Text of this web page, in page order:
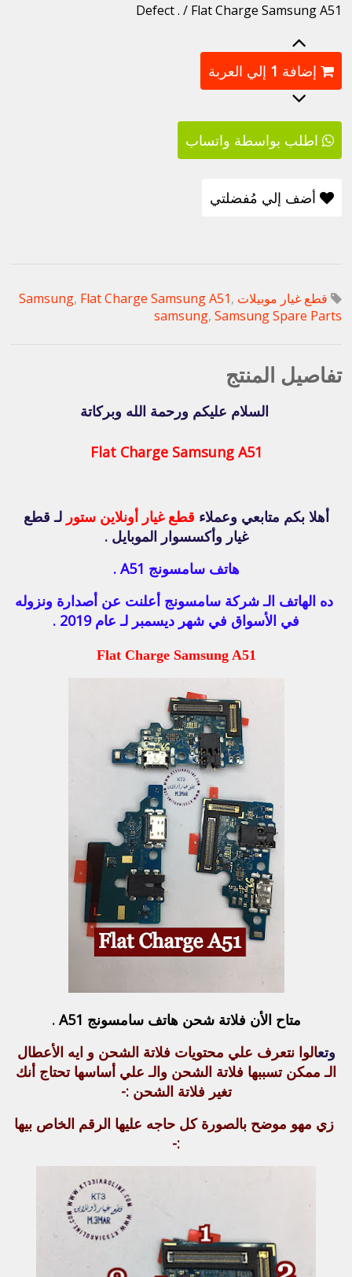
Defect . / Flat Charge Samsung A51
إضافة 1 إلي العربة
اطلب بواسطة واتساب
أضف إلي مُفضلتي
قطع غيار موبيلات Samsung , Flat Charge Samsung A51,
samsung, Samsung Spare Parts
تفاصيل المنتج
السلام عليكم ورحمة الله وبركاتة
Flat Charge Samsung A51
أهلا بكم متابعي وعملاء قطع غيار أونلاين ستور لـ قطع
غيار وأكسسوار الموبايل .
هاتف سامسونج A51 .
ده الهاتف الـ شركة سامسونج أعلنت عن أصدارة ونزوله
في الأسواق في شهر ديسمبر لـ عام 2019 .
Flat Charge Samsung A51
متاح الأن فلاتة شحن هاتف سامسونج A51
.
وتعالوا نتعرف علي محتويات فلاتة الشحن و ايه الأعطال
الـ ممكن تسببها فلاتة الشحن والـ علي أساسها تحتاج أنك
تغير فلاتة الشحن :-
زي مهو موضح بالصورة كل حاجه عليها الرقم الخاص بيها
:-